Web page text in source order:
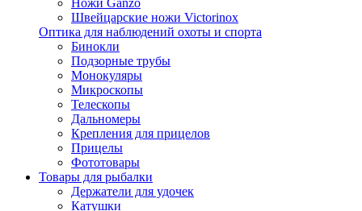
Ножи Ganzo
Швейцарские ножи Victorinox
Оптика для наблюдений охоты и спорта
Бинокли
Подзорные трубы
Монокуляры
Микроскопы
Телескопы
Дальномеры
Крепления для прицелов
Прицелы
Фототовары
Товары для рыбалки
Держатели для удочек
Катушки